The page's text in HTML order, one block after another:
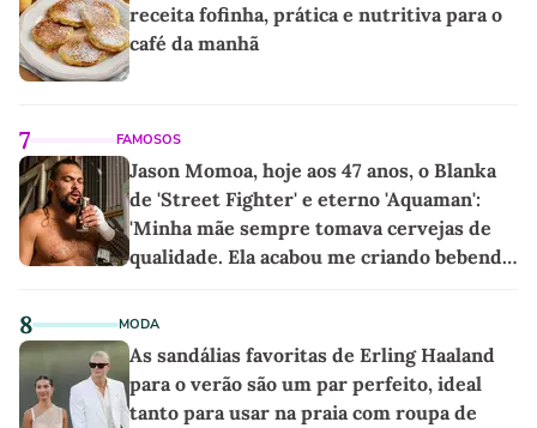
receita fofinha, prática e nutritiva para o
café da manhã
7 FAMOSOS
Jason Momoa, hoje aos 47 anos, o Blanka
de 'Street Fighter' e eterno 'Aquaman':
'Minha mãe sempre tomava cervejas de
qualidade. Ela acabou me criando bebendo
8 MODA
As sandálias favoritas de Erling Haaland
para o verão são um par perfeito, ideal
tanto para usar na praia com roupa de